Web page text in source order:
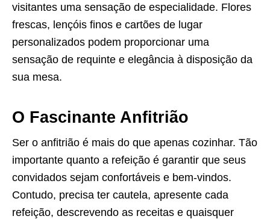
visitantes uma sensação de especialidade. Flores
frescas, lençóis finos e cartões de lugar
personalizados podem proporcionar uma
sensação de requinte e elegância à disposição da
sua mesa.
O Fascinante Anfitrião
Ser o anfitrião é mais do que apenas cozinhar. Tão
importante quanto a refeição é garantir que seus
convidados sejam confortáveis ​​e bem-vindos.
Contudo, precisa ter cautela, apresente cada
refeição, descrevendo as receitas e quaisquer